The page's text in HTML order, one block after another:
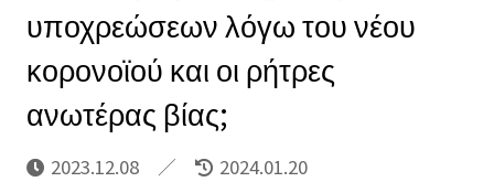
υποχρεώσεων λόγω του νέου
κορονοϊού και οι ρήτρες
ανωτέρας βίας;
2023.12.08 2024.01.20